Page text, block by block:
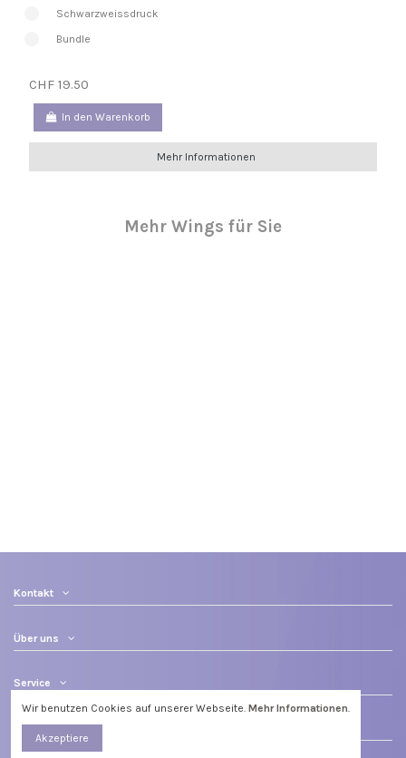
Schwarzweissdruck
Bundle
CHF 19.50
In den Warenkorb
Mehr Informationen
Mehr Wings für Sie
Kontakt
Über uns
Service
Kommunikation
Wir benutzen Cookies auf unserer Webseite. Mehr Informationen.
Akzeptiere